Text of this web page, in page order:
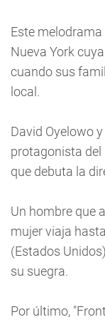
Este
Nueva York
cuando sus
local.
David Oyelowo
protagonista del
que debuta la
Un hombre que
mujer viaja
(Estados
su suegra.
Por último,